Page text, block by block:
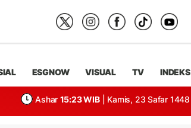
ESGNOW VISUAL TV INDEKS
Ashar 15:23 WIB | Kamis, 23 Safar 1448